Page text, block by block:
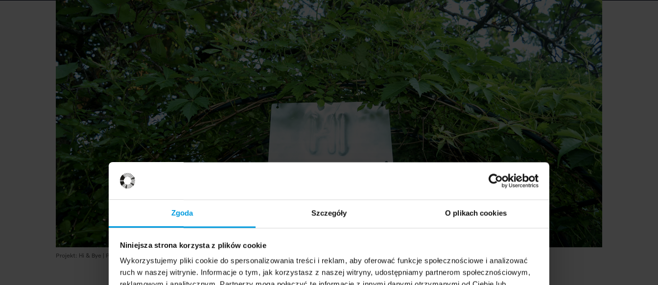
Zgoda Szczegóły O plikach cookies
Niniejsza strona korzysta z plików cookie
Wykorzystujemy pliki cookie do spersonalizowania treści i reklam, aby oferować funkcje społecznościowe i analizować
ruch w naszej witrynie. Informacje o tym, jak korzystasz z naszej witryny, udostępniamy partnerom społecznościowym,
Projekt: Hi & Bye | Projektantka: Wenxiao Wang | Fot. Alek Grzybek